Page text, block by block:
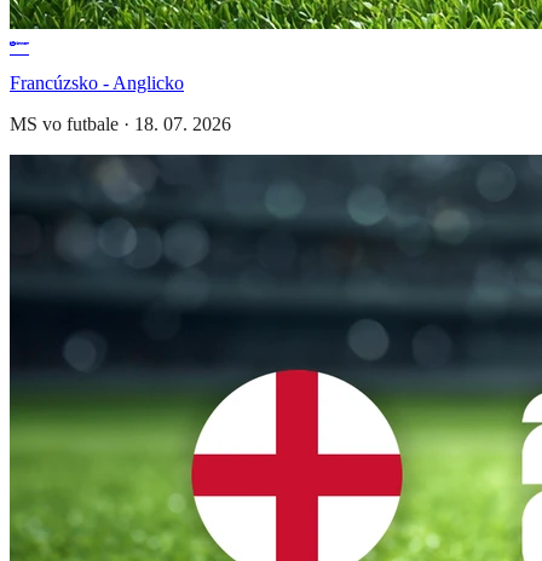
Francúzsko - Anglicko
MS vo futbale · 18. 07. 2026